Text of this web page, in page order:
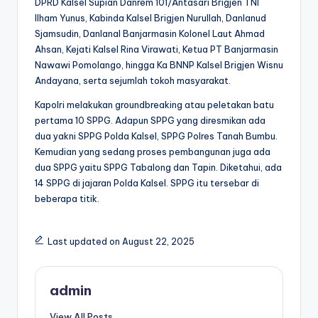
DPRD Kalsel Supian Danrem 101/Antasari Brigjen TNI
Ilham Yunus, Kabinda Kalsel Brigjen Nurullah, Danlanud
Sjamsudin, Danlanal Banjarmasin Kolonel Laut Ahmad
Ahsan, Kejati Kalsel Rina Virawati, Ketua PT Banjarmasin
Nawawi Pomolango, hingga Ka BNNP Kalsel Brigjen Wisnu
Andayana, serta sejumlah tokoh masyarakat.
Kapolri melakukan groundbreaking atau peletakan batu
pertama 10 SPPG. Adapun SPPG yang diresmikan ada
dua yakni SPPG Polda Kalsel, SPPG Polres Tanah Bumbu.
Kemudian yang sedang proses pembangunan juga ada
dua SPPG yaitu SPPG Tabalong dan Tapin. Diketahui, ada
14 SPPG di jajaran Polda Kalsel. SPPG itu tersebar di
beberapa titik.
Last updated on August 22, 2025
admin